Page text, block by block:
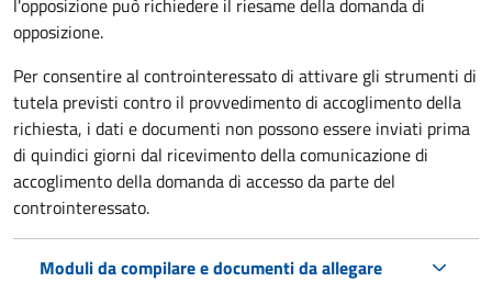
opposizione.
Per consentire al controinteressato di attivare gli strumenti di
tutela previsti contro il provvedimento di accoglimento della
richiesta, i dati e documenti non possono essere inviati prima
di quindici giorni dal ricevimento della comunicazione di
accoglimento della domanda di accesso da parte del
controinteressato.
Moduli da compilare e documenti da allegare